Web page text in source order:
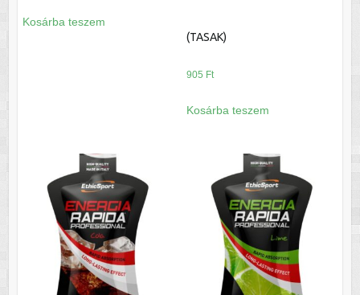
Kosárba teszem
(TASAK)
905 Ft
Kosárba teszem